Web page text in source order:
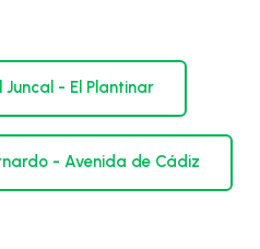
Juncal - El Plantinar
- Avenida de Cádiz